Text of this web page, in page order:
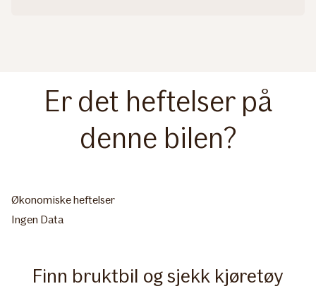
Er det heftelser på
denne bilen?
Økonomiske heftelser
Ingen Data
Finn bruktbil og sjekk kjøretøy